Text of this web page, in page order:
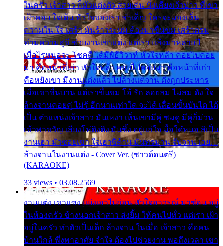
ในครัว เจ้าสาว ก็มัวแต่งตัว สวยเด่น นั่งเคียงเจ้าบ่าว ที่เขา
เฝ้าคอย ใจเต้น หัวใจของเรา ลำเค็ญ ใครจะมองเห็น
ความใน ใจ เศร้า มันร้าวระบม ต้องมาขื่นขม เศร้าตรม
ท่ามความสุขี ช่วยงานเขาแต่ง แต่เรา แล้งมาหลายปี
เมื่อไรหนอจะ โชคดี ได้มีพิธีวิวาห์ หัวใจหล้า คอยไปคอย
มา คือหน้าที่เก่า หัวใจหล้า คอยไปคอยมา คือหน้าที่เก่า
คือหยังเขา มีงานแต่งแล้ว ไปล้างแต่จาน ดั่งถูกประหาร
เมื่อเขาชื่นบาน แต่เราขื่นขม โอ้ รัก ลอยลม ไม่สม ดัง ใจ
ล้างจานคอยคู่ ไม่รู้ อีกนานเท่าใด จะได้ เลื่อนขั้นบันได ได้
เป็น ตำแหน่งเจ้าสาว มันเหงา เห็นเขามีคู่ ซมดู มีคู่ก็ม่วน
เข้าพาขวัญ เสียงโห่ตึงตึง มันซึ้ง อยู่แก่ใจ มื้อใด๋หนอ สิเป็น
งานเฮา มัวซอยเขา ใจเฮาซิด้าน มันทรมาน จับจาน เอย…
ล้างจานในงานแต่ง - Cover Ver. (ซาวด์ดนตรี)
(KARAOKE)
33 views • 03.08.2569
งานแต่ง เขาแซง แย่งเอาไปก่อน หัวใจอาวรณ์ มาซ่อน อยู่
ในห้องครัว ข้างนอกเจ้าสาว ส่งยิ้ม ให้คนไปทั่ว แต่เรา เฝ้า
อยู่ในครัว ทำตัวเป็นเด็ก ล้างจาน ในเมื่อ เจ้าสาว คือคน
บ้านใกล้ พึ่งพาอาศัย จำใจ ต้องไปช่วยงาน พอถึงเวลา เขา